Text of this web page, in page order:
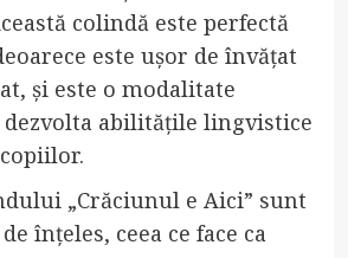
colindă este perfectă
este ușor de învățat
și este o modalitate
dezvolta abilitățile lingvistice
„Crăciunul e Aici” sunt
înțeles, ceea ce face ca